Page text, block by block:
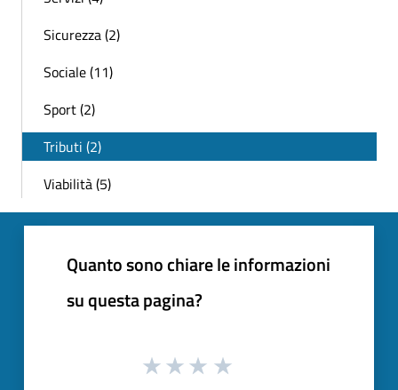
Sicurezza (2)
Sociale (11)
Sport (2)
Tributi (2)
Viabilità (5)
Quanto sono chiare le informazioni
su questa pagina?